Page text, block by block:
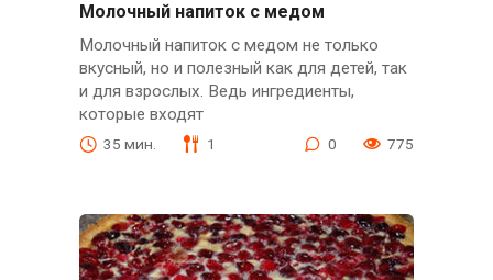
Молочный напиток с медом
Молочный напиток с медом не только
вкусный, но и полезный как для детей, так
и для взрослых. Ведь ингредиенты,
которые входят
35 мин. 1 0 775